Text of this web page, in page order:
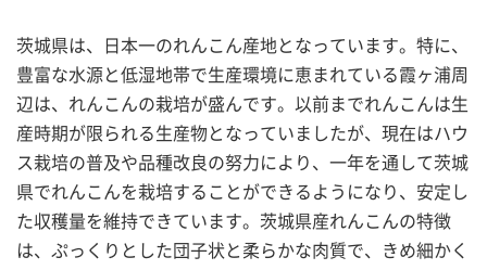
茨城県は、日本一のれんこん産地となっています。特に、
豊富な水源と低湿地帯で生産環境に恵まれている霞ヶ浦周
辺は、れんこんの栽培が盛んです。以前までれんこんは生
産時期が限られる生産物となっていましたが、現在はハウ
ス栽培の普及や品種改良の努力により、一年を通して茨城
県でれんこんを栽培することができるようになり、安定し
た収穫量を維持できています。茨城県産れんこんの特徴
は、ぷっくりとした団子状と柔らかな肉質で、きめ細かく